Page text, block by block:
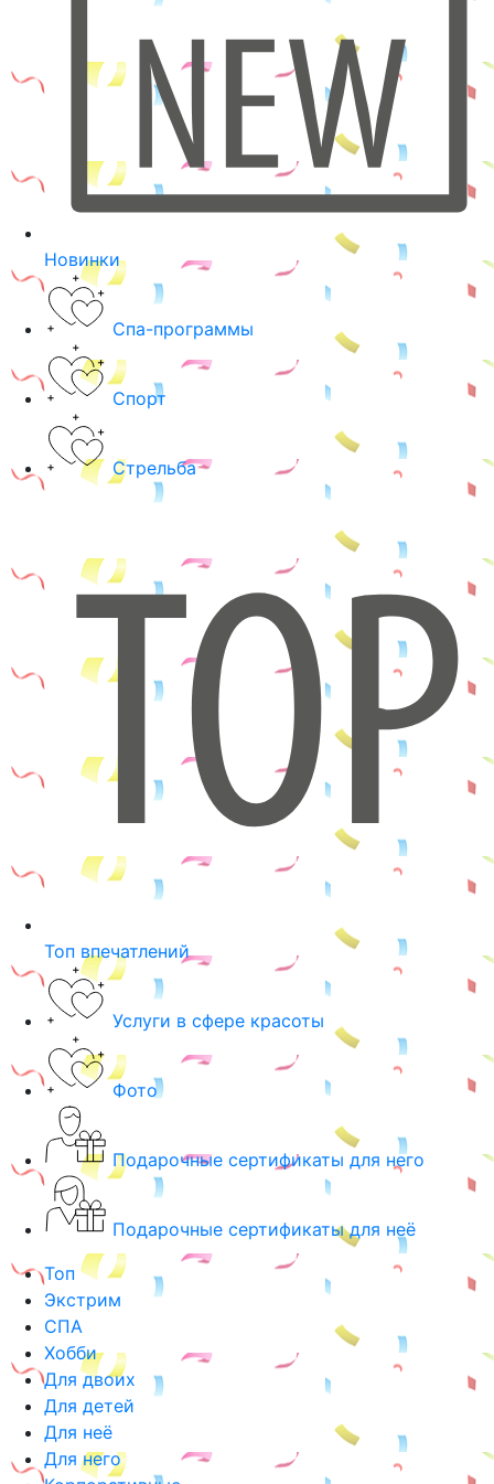
Новинки
Спа-программы
Спорт
Стрельба
Топ впечатлений
Услуги в сфере красоты
Фото
Подарочные сертификаты для него
Подарочные сертификаты для неё
Топ
Экстрим
СПА
Хобби
Для двоих
Для детей
Для неё
Для него